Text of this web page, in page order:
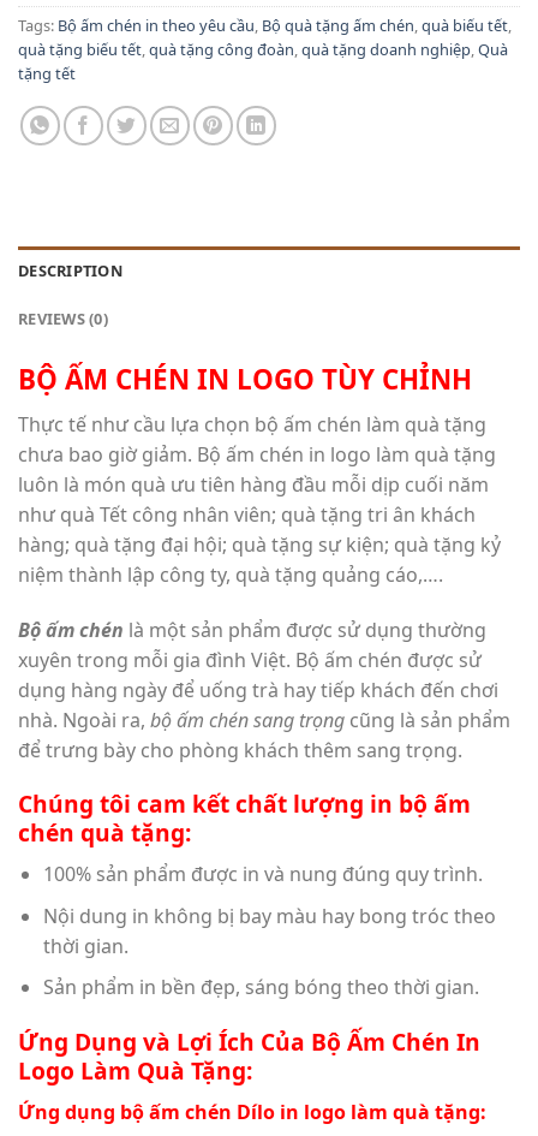
Tags: Bộ ấm chén in theo yêu cầu, Bộ quà tặng ấm chén,quà biếu tết,
quà tặng biếu tết,quà tặng công đoàn,quà tặng doanh nghiệp,Quà
tặng tết
DESCRIPTION
REVIEWS (0)
BỘ ẤM CHÉN IN LOGO TÙY CHỈNH
Thực tế như cầu lựa chọn bộ ấm chén làm quà tặng
chưa bao giờ giảm. Bộ ấm chén in logo làm quà tặng
luôn là món quà ưu tiên hàng đầu mỗi dịp cuối năm
như quà Tết công nhân viên; quà tặng tri ân khách
hàng; quà tặng đại hội; quà tặng sự kiện; quà tặng kỷ
niệm thành lập công ty, quà tặng quảng cáo,….
Bộ ấm chén là một sản phẩm được sử dụng thường
xuyên trong mỗi gia đình Việt. Bộ ấm chén được sử
dụng hàng ngày để uống trà hay tiếp khách đến chơi
nhà. Ngoài ra, bộ ấm chén sang trọng cũng là sản phẩm
để trưng bày cho phòng khách thêm sang trọng.
Chúng tôi cam kết chất lượng in bộ ấm
chén quà tặng:
100% sản phẩm được in và nung đúng quy trình.
Nội dung in không bị bay màu hay bong tróc theo
thời gian.
Sản phẩm in bền đẹp, sáng bóng theo thời gian.
Ứng Dụng và Lợi Ích Của Bộ Ấm Chén In
Logo Làm Quà Tặng:
Ứng dụng bộ ấm chén Dílo in logo làm quà tặng: